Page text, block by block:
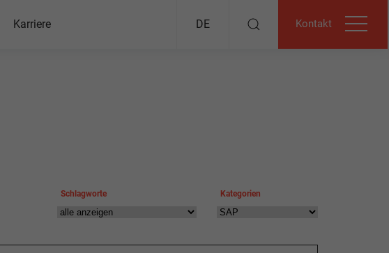
Karriere DE Kontakt
Schlagworte Kategorien